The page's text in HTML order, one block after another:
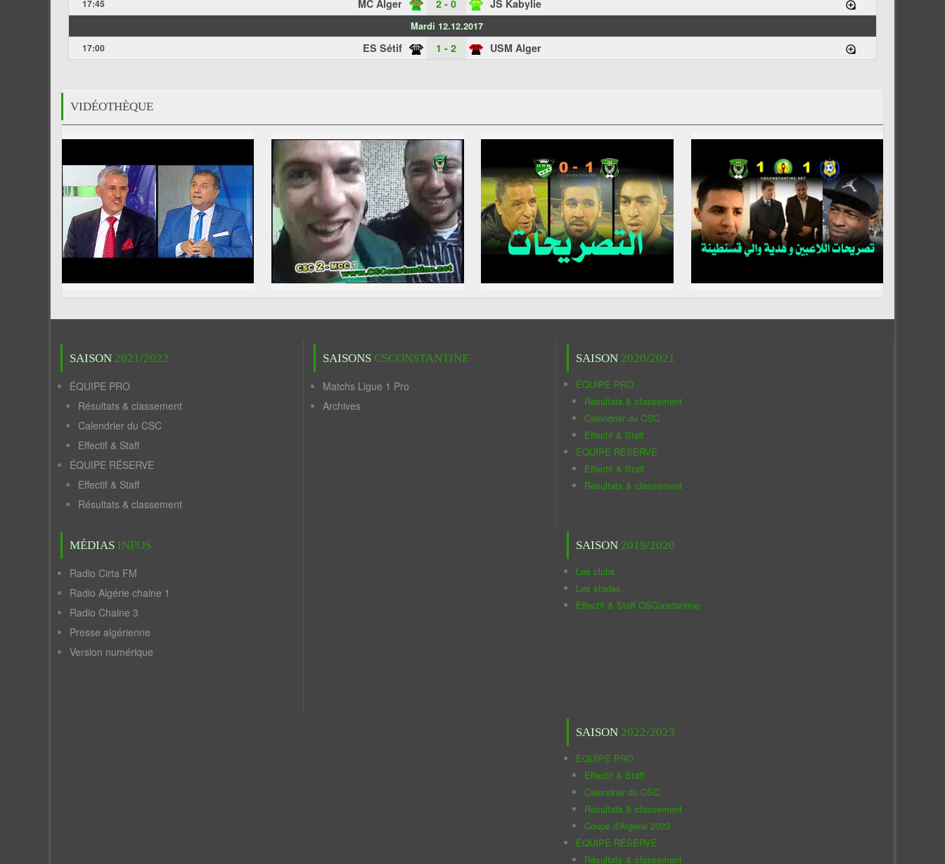
17:45 MC Alger 2 - 0 JS Kabylie
Mardi 12.12.2017
17:00
ES Sétif 1 - 2 USM Alger
VIDÉOTHÈQUE
SAISON 2021/2022
ÉQUIPE PRO
Résultats & classement
Calendrier du CSC
Effectif & Staff
ÉQUIPE RÉSERVE
Effectif & Staff
Résultats & classement
MÉDIAS INFOS
Radio Cirta FM
Radio Algérie chaine 1
Radio Chaine 3
Presse algérienne
Version numérique
SAISONS CSCONSTANTINE
Matchs Ligue 1 Pro
Archives
SAISON 2020/2021
ÉQUIPE PRO
Résultats & classement
Calendrier du CSC
Effectif & Staff
ÉQUIPE RÉSERVE
Effectif & Staff
Résultats & classement
SAISON 2019/2020
Les clubs
Les stades
Effectif & Staff CSConstantine
SAISON 2022/2023
ÉQUIPE PRO
Effectif & Staff
Calendrier du CSC
Résultats & classement
Coupe d'Algérie 2023
ÉQUIPE RÉSERVE
Résultats & classement